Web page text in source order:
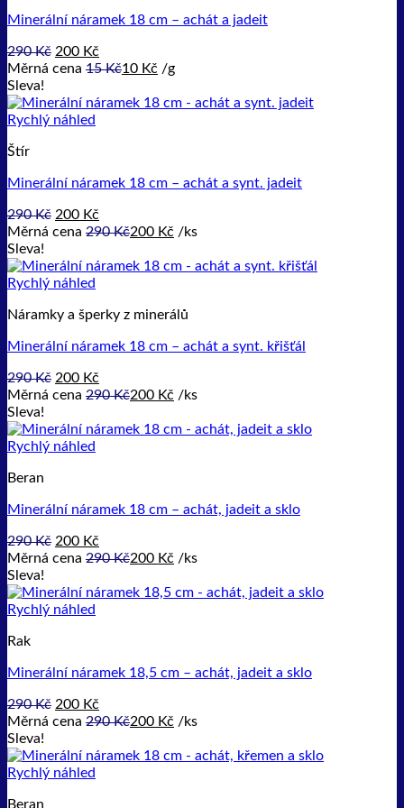
Minerální náramek 18 cm – achát a jadeit
290Kč Původní
cena
290 Kč.
200 Kč
cena
200 Kč.
Měrná cena 15Kč10 Kč /g
Sleva!
Rychlý náhled
Štír
Minerální náramek 18 cm – achát a synt. jadeit
290Kč Původní
cena
290 Kč.
200 Kč
cena
200 Kč.
Měrná cena 290Kč200 Kč /ks
Sleva!
Rychlý náhled
Náramky a šperky z minerálů
Minerální náramek 18 cm – achát a synt. křišťál
290Kč Původní
cena
290 Kč.
200 Kč
cena
200 Kč.
Měrná cena 290Kč200 Kč /ks
Sleva!
Rychlý náhled
Beran
Minerální náramek 18 cm – achát, jadeit a sklo
290Kč Původní
cena
290 Kč.
200 Kč
cena
200 Kč.
Měrná cena 290Kč200 Kč /ks
Sleva!
Rychlý náhled
Rak
Minerální náramek 18,5 cm – achát, jadeit a sklo
290Kč Původní
cena
290 Kč.
200 Kč
cena
200 Kč.
Měrná cena 290Kč200 Kč /ks
Sleva!
Rychlý náhled
Beran